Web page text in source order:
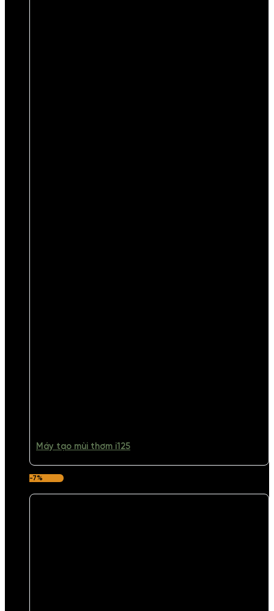
Máy tạo mùi thơm i125
-7%